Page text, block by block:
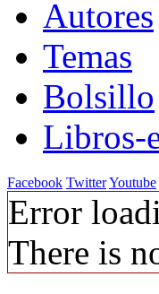
Autores
Temas
Bolsillo
Libros-
Facebook TwitterYoutube
Error
There is